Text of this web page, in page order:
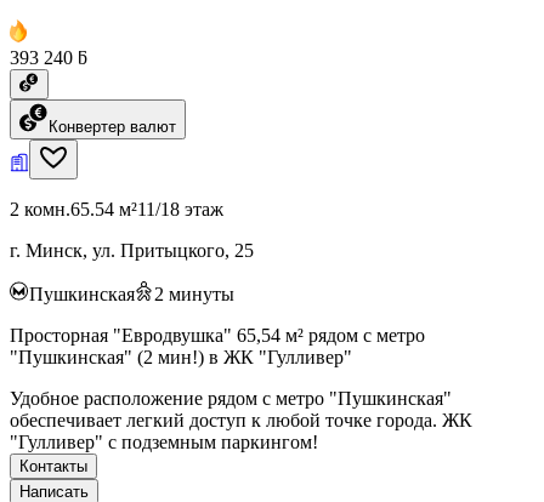
393 240 ƃ
Конвертер валют
2 комн.65.54 м²11/18 этаж
г. Минск, ул. Притыцкого, 25
Пушкинская 2 минуты
Просторная "Евродвушка" 65,54 м² рядом с метро
"Пушкинская" (2 мин!) в ЖК "Гулливер"
Удобное расположение рядом с метро "Пушкинская"
обеспечивает легкий доступ к любой точке города. ЖК
"Гулливер" с подземным паркингом!
Контакты
Написать